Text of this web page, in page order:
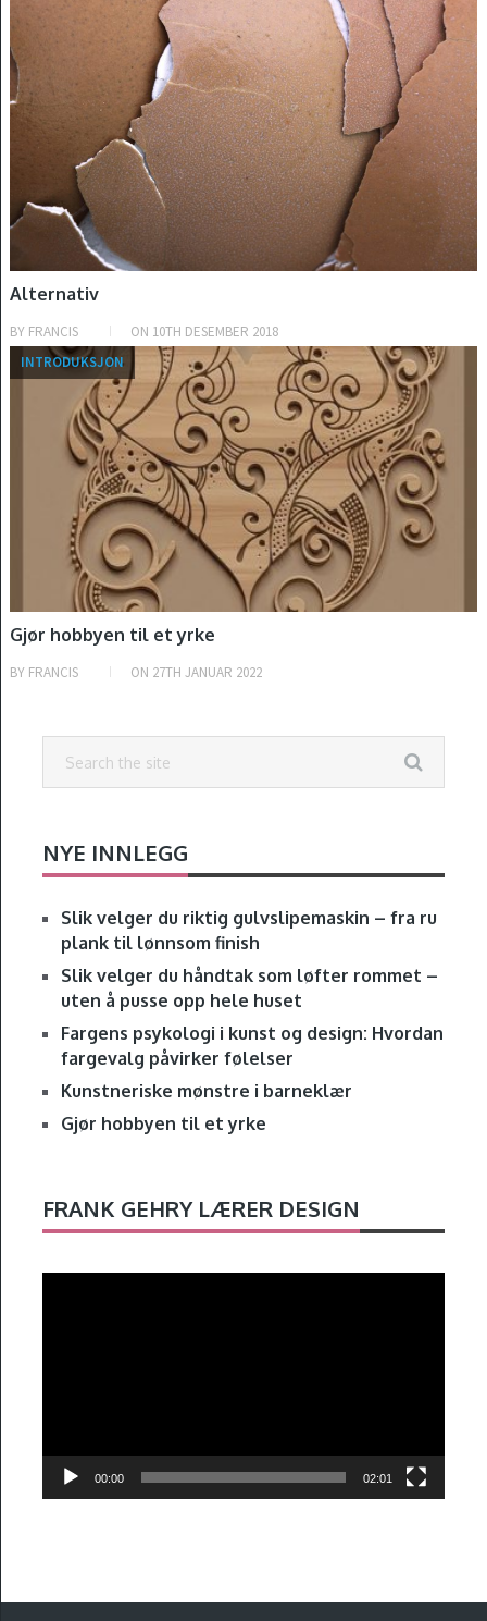
Alternativ
BY FRANCIS ON 10TH DESEMBER 2018
INTRODUKSJON
Gjør hobbyen til et yrke
BY FRANCIS ON 27TH JANUAR 2022
NYE INNLEGG
Slik velger du riktig gulvslipemaskin – fra ru
plank til lønnsom finish
Slik velger du håndtak som løfter rommet –
uten å pusse opp hele huset
Fargens psykologi i kunst og design: Hvordan
fargevalg påvirker følelser
Kunstneriske mønstre i barneklær
Gjør hobbyen til et yrke
FRANK GEHRY LÆRER DESIGN
00:00 02:01